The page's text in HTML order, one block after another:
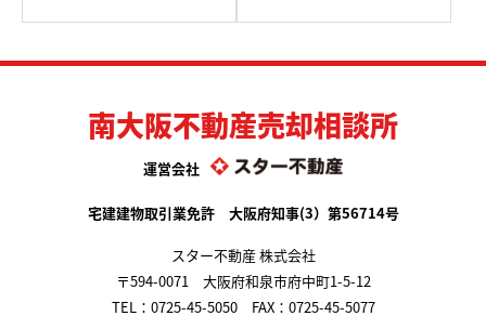
南大阪不動産売却相談所
運営会社
宅建建物取引業免許 大阪府知事(3）第56714号
スター不動産 株式会社
〒594-0071 大阪府和泉市府中町1-5-12
TEL： 0725-45-5050 FAX：0725-45-5077